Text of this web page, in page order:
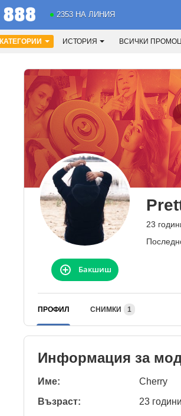
2353 НА ЛИНИЯ
КАТЕГОРИИ ИСТОРИЯ ВСИЧКИ
23
Бакшиш
ПРОФИЛ СНИМКИ 1
Информация за
Име:
Cherry
Възраст:
23 години